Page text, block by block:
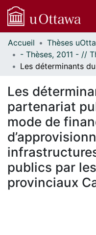
Communautés
et collections
Parcourir
À propos
Accueil
Les
partenariat
mode de
publics par
provinciaux